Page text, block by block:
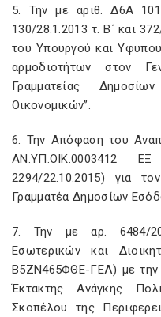
5. Την με αριθ. Δ6Α
130/28.1.2013 τ. Β΄ και
του Υπουργού και
αρμοδιοτήτων στον
Γραμματείας
Οικονομικών”.
6. Την Απόφαση του
ΑΝ.ΥΠ.ΟΙΚ.0003412
2294/22.10.2015) για
Γραμματέα Δημοσίων
7. Την με αρ. 6484/
Εσωτερικών και
Β5ΖΝ465ΦΘΕ-ΓΕΛ) με την
Έκτακτης Ανάγκης
Σκοπέλου της